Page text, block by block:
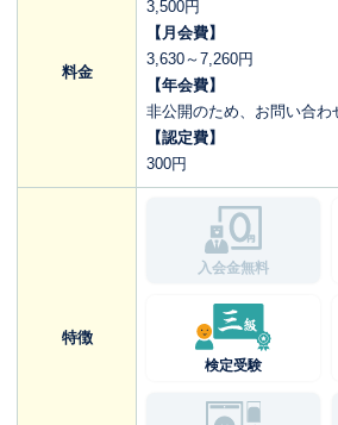
料金
3,500円
【月会費】
3,630～7,260円
【年会費】
非公開のため、お問い合
【認定費】
300円
特徴
入会金無料
検定受験